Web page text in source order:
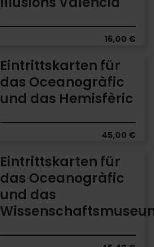
16,00 €
Eintrittskarten für
das Oceanogràfic
und das Hemisfèric
45,00 €
Eintrittskarten für
das Oceanogràfic
und das